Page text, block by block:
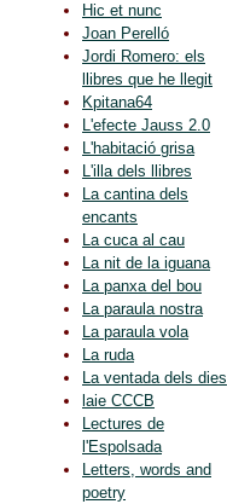
Hic et nunc
Joan Perelló
Jordi Romero: els
llibres que he llegit
Kpitana64
L'efecte Jauss 2.0
L'habitació grisa
L'illa dels llibres
La cantina dels
encants
La cuca al cau
La nit de la iguana
La panxa del bou
La paraula nostra
La paraula vola
La ruda
La ventada dels dies
laie CCCB
Lectures de
l'Espolsada
Letters, words and
poetry